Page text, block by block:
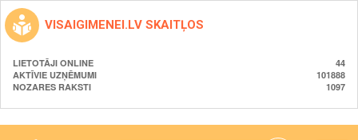
VISAIGIMENEI.LV SKAITĻOS
LIETOTĀJI ONLINE
44
AKTĪVIE UZŅĒMUMI
101888
NOZARES RAKSTI
1097